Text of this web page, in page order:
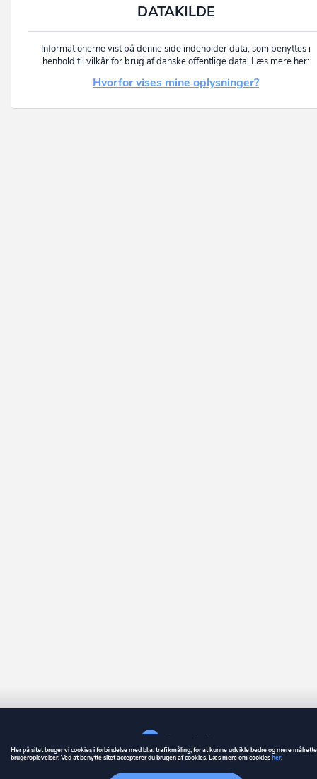
DATAKILDE
Informationerne vist på denne side indeholder data, som benyttes i
henhold til vilkår for brug af danske offentlige data. Læs mere her:
Hvorfor vises mine oplysninger?
GUIDE BETINGELSER
Her på sitet bruger vi cookies i forbindelse med bl.a. trafikmåling, for at kunne udvikle bedre og mere
brugeroplevelser. Ved at benytte sitet accepterer du brugen af cookies. Læs mere om cookiesher.